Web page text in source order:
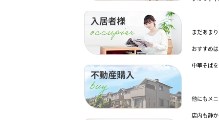
まだあま
おすすめ
中華そば
他にもメ
店内も静